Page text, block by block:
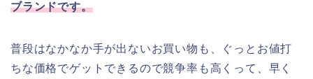
ブランドです。
普段はなかなか手が出ないお買い物も、ぐっとお値打
ちな価格でゲットできるので競争率も高くって、早く